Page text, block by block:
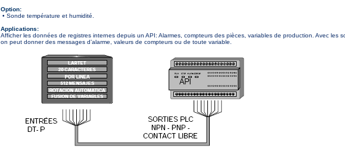
Option:
• Sonde température et humidité.
Applications:
Afficher les données de registres internes depuis un API: Alarmes, compteurs des pièces, variables de production. Avec les
on peut donner des messages d’alarme, valeurs de compteurs ou de toute variable.